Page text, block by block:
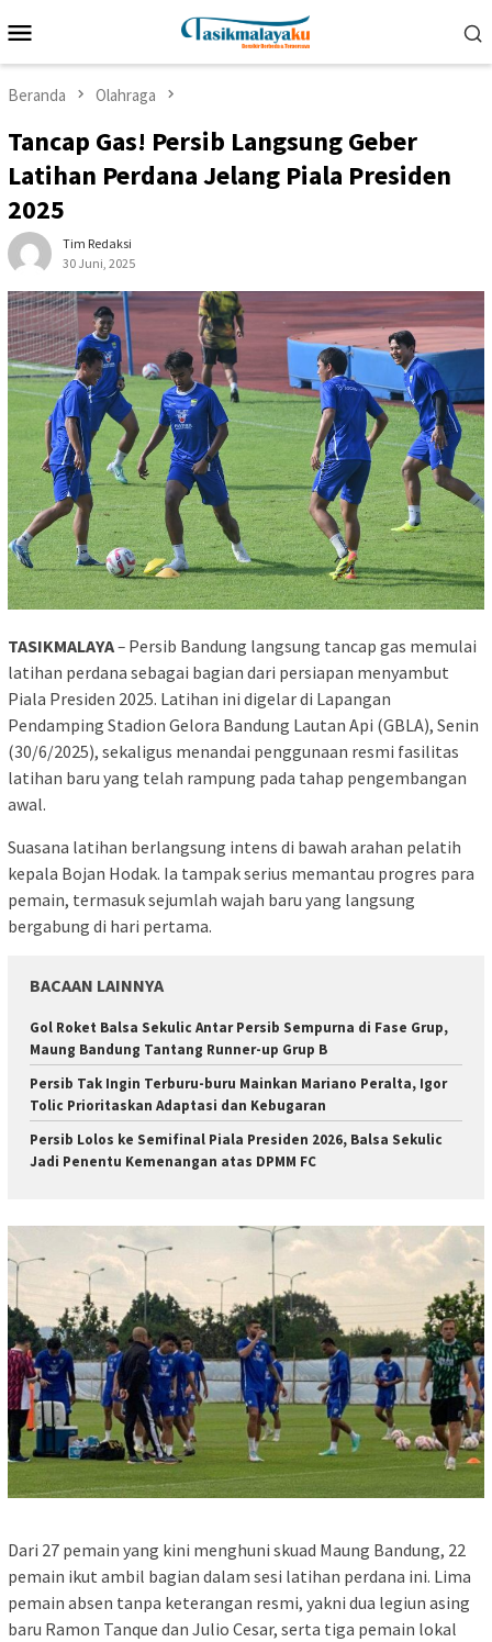
ke
Mobile
Beranda Olahraga
Tancap Gas! Persib Langsung Geber
Latihan Perdana Jelang Piala Presiden
2025
Tim Redaksi
30 Juni, 2025
TASIKMALAYA– Persib Bandung langsung tancap gas memulai
latihan perdana sebagai bagian dari persiapan menyambut
Piala Presiden 2025. Latihan ini digelar di Lapangan
Pendamping Stadion Gelora Bandung Lautan Api (GBLA), Senin
(30/6/2025), sekaligus menandai penggunaan resmi fasilitas
latihan baru yang telah rampung pada tahap pengembangan
awal.
Suasana latihan berlangsung intens di bawah arahan pelatih
kepala Bojan Hodak. Ia tampak serius memantau progres para
pemain, termasuk sejumlah wajah baru yang langsung
bergabung di hari pertama.
BACAAN LAINNYA
Gol Roket Balsa Sekulic Antar Persib Sempurna di Fase Grup,
Maung Bandung Tantang Runner-up Grup B
Persib Tak Ingin Terburu-buru Mainkan Mariano Peralta, Igor
Tolic Prioritaskan Adaptasi dan Kebugaran
Persib Lolos ke Semifinal Piala Presiden 2026, Balsa Sekulic
Jadi Penentu Kemenangan atas DPMM FC
Dari 27 pemain yang kini menghuni skuad Maung Bandung, 22
pemain ikut ambil bagian dalam sesi latihan perdana ini. Lima
pemain absen tanpa keterangan resmi, yakni dua legiun asing
baru Ramon Tanque dan Julio Cesar, serta tiga pemain lokal